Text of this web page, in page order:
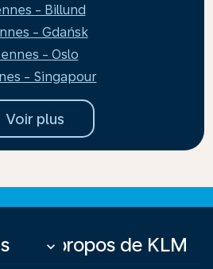
- Billund
- Gdańsk
- Oslo
- Singapour
Voir plus
À propos de KLM
keyboard_arrow_down